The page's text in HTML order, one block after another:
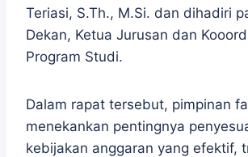
Teriasi, S.Th., M.Si. dan dihadiri
Dekan, Ketua Jurusan dan
Program Studi.
Dalam rapat tersebut, pimpinan
menekankan pentingnya
kebijakan anggaran yang efektif,